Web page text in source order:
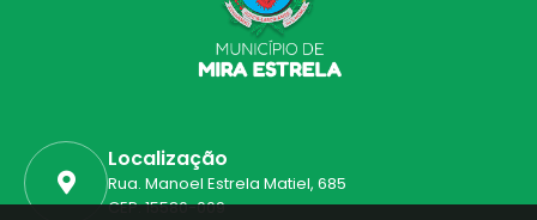
Localização
Rua. Manoel Estrela Matiel, 685
CEP: 15580-009